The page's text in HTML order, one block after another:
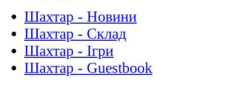
Шахтар - Новини
Шахтар - Склад
Шахтар - Ігри
Шахтар - Guestbook